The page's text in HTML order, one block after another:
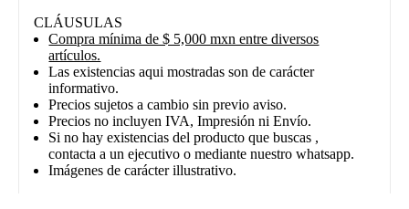
CLÁUSULAS
Compra mínima de $ 5,000 mxn entre diversos
artículos.
Las existencias aqui mostradas son de carácter
informativo.
Precios sujetos a cambio sin previo aviso.
Precios no incluyen IVA, Impresión ni Envío.
Si no hay existencias del producto que buscas ,
contacta a un ejecutivo o mediante nuestro whatsapp.
Imágenes de carácter illustrativo.